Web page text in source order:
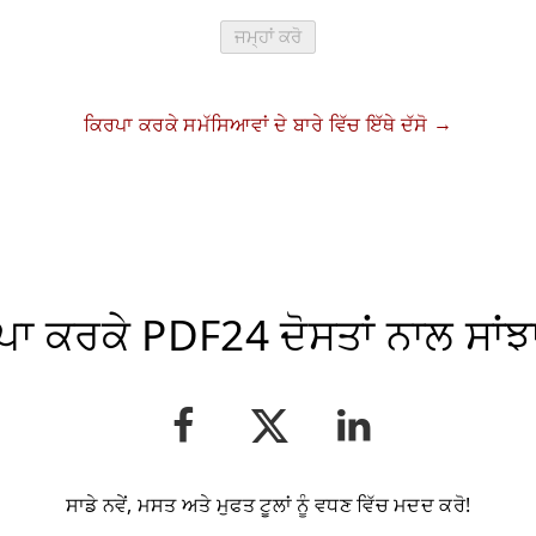
ਜਮ੍ਹਾਂ ਕਰੋ
ਕਿਰਪਾ ਕਰਕੇ ਸਮੱਸਿਆਵਾਂ ਦੇ ਬਾਰੇ ਵਿੱਚ ਇੱਥੇ ਦੱਸੋ
ਕਰਕੇ PDF24 ਦੋਸਤਾਂ ਨਾਲ
ਸਾਡੇ ਨਵੇਂ, ਮਸਤ ਅਤੇ ਮੁਫਤ ਟੂਲਾਂ ਨੂੰ ਵਧਣ ਵਿੱਚ ਮਦਦ ਕਰੋ!